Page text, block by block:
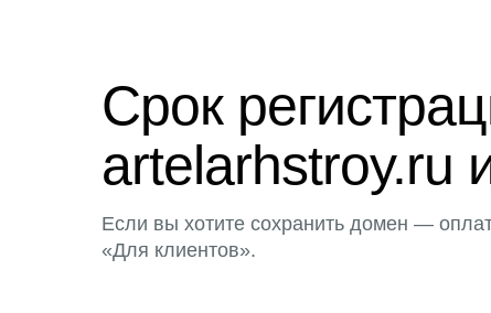
Срок
artelarhstroy.ru
Если вы хотите сохранить домен —
«Для клиентов».